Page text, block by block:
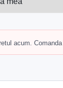
acum.